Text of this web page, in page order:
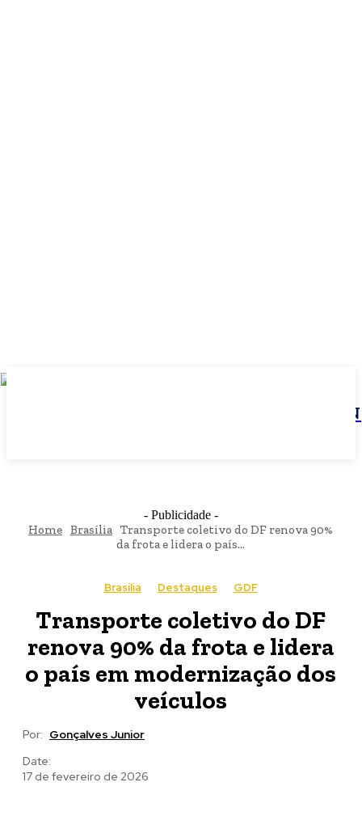
JBN
- Publicidade -
Home Brasília Transporte coletivo do DF renova 90%
da frota e lidera o país...
Brasília Destaques GDF
Transporte coletivo do DF
renova 90% da frota e lidera
o país em modernização dos
veículos
Por: Gonçalves Junior
Date:
17 de fevereiro de 2026